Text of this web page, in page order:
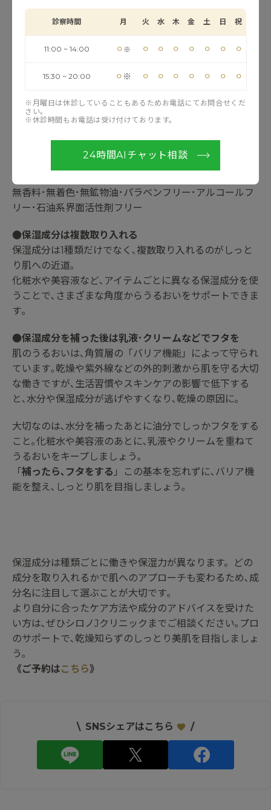
プラスリストア
クレンジングソープ
・200ml ￥3.960
W洗顔不要
しっかりメイクにもすっぴんにも使えます｡
特殊ポンプフォーマーにより､誰でも簡単に弾力のあるき
め細かい泡が作れるため､泡立て不足による肌への摩擦を
最小限に抑えることができます｡
肌に負担の少ない成分を厳選
肌への刺激になりやすい成分は配合していません｡
無香料･無着色･無鉱物油･パラベンフリー･アルコールフ
リー･石油系界面活性剤フリー
●保湿成分は複数取り入れる
保湿成分は1種類だけでなく､複数取り入れるのがしっと
り肌への近道｡
化粧水や美容液など､アイテムごとに異なる保湿成分を使
うことで､さまざまな角度からうるおいをサポートできま
す｡
●保湿成分を補った後は乳液･クリームなどでフタを
肌のうるおいは､角質層の「バリア機能」によって守られ
ています｡乾燥や紫外線などの外的刺激から肌を守る大切
な働きですが､生活習慣やスキンケアの影響で低下する
と､水分や保湿成分が逃げやすくなり､乾燥の原因に｡
大切なのは､水分を補ったあとに油分でしっかフタをする
こと｡化粧水や美容液のあとに､乳液やクリームを重ねて
うるおいをキープしましょう｡
「補ったら､フタをする 」この基本を忘れずに､バリア機
能を整え､しっとり肌を目指しましょう｡
保湿成分は種類ごとに働きや保湿力が異なります。どの
成分を取り入れるかで肌へのアプローチも変わるため､成
分名に注目して選ぶことが大切です｡
より自分に合ったケア方法や成分のアドバイスを受けた
い方は､ぜひシロノJクリニックまでご相談ください｡プロ
のサポートで､乾燥知らずのしっとり美肌を目指しましょ
う｡
《ご予約はこちら》
\ SNSシェアはこちら /
診察時間 月 火 水 木 金 土 日 祝
11:00 ~ 14:00 ⚪︎ ※ ⚪︎ ⚪︎ ⚪︎ ⚪︎ ⚪︎ ⚪︎ ⚪︎
15:30 ~ 20:00 ⚪︎ ※ ⚪︎ ⚪︎ ⚪︎ ⚪︎ ⚪︎ ⚪︎ ⚪︎
※月曜日は休診していることもあるためお電話にてお問合せくだ
さい。
※休診時間もお電話は受け付けております。
24時間AIチャット相談